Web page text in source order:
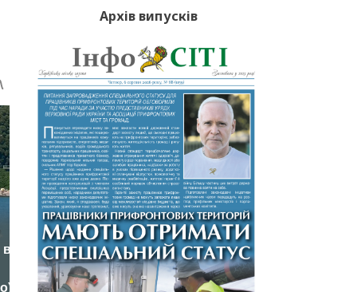
Архів випусків